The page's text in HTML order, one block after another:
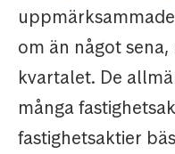
om än något
kvartalet. De
många
fastighetsaktier